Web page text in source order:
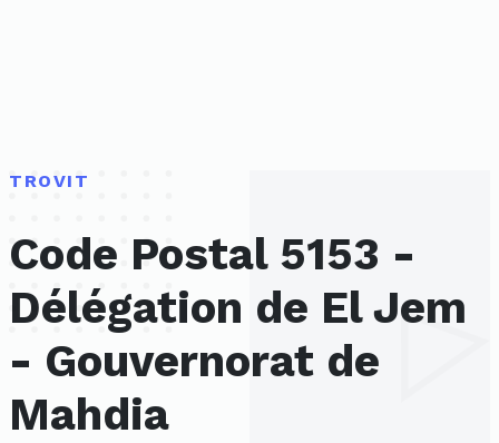
TROVIT
Code Postal 5153 -
Délégation de El Jem
- Gouvernorat de
Mahdia